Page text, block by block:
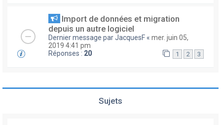
Import de données et migration
depuis un autre logiciel
Dernier message parJacquesF « mer. juin 05,
2019 4:41 pm
Réponses : 20 1 2 3
Sujets